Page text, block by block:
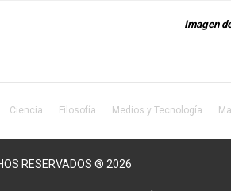
Imagen
Ciencia Filosofía Medios y Tecnología
RESERVADOS ® 2026